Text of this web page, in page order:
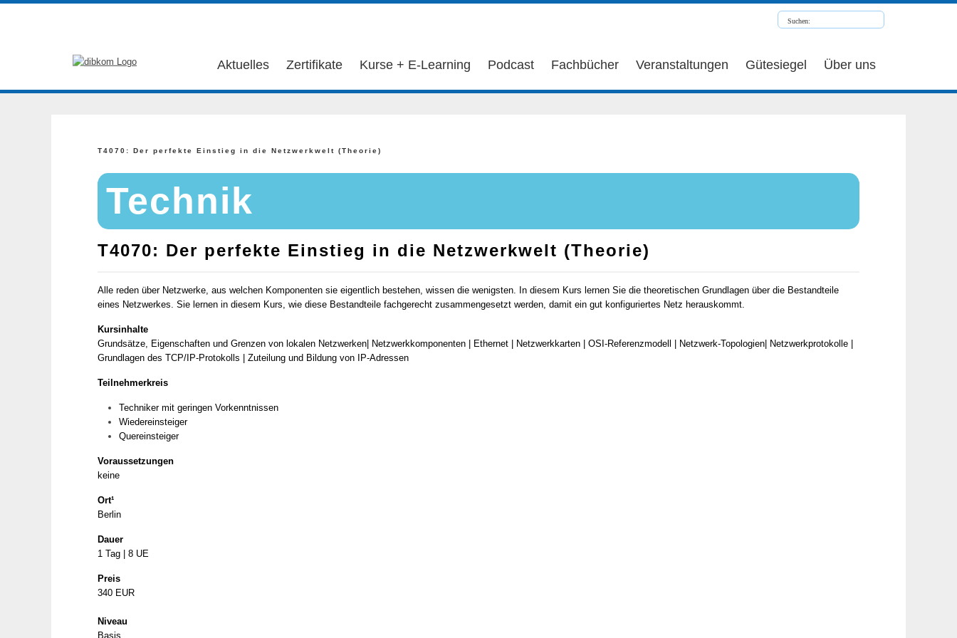
Aktuelles Zertifikate Kurse + E-Learning Podcast Fachbücher Veranstaltungen Gütesiegel Über uns
T4070: Der perfekte Einstieg in die Netzwerkwelt (Theorie)
Technik
T4070: Der perfekte Einstieg in die Netzwerkwelt (Theorie)
Alle reden über Netzwerke, aus welchen Komponenten sie eigentlich bestehen, wissen die wenigsten. In diesem Kurs lernen Sie die theoretischen Grundlagen über die Bestandteile
eines Netzwerkes. Sie lernen in diesem Kurs, wie diese Bestandteile fachgerecht zusammengesetzt werden, damit ein gut konfiguriertes Netz herauskommt.
Kursinhalte
Grundsätze, Eigenschaften und Grenzen von lokalen Netzwerken| Netzwerkkomponenten | Ethernet | Netzwerkkarten | OSI-Referenzmodell | Netzwerk-Topologien| Netzwerkprotokolle |
Grundlagen des TCP/IP-Protokolls | Zuteilung und Bildung von IP-Adressen
Teilnehmerkreis
Techniker mit geringen Vorkenntnissen
Wiedereinsteiger
Quereinsteiger
Voraussetzungen
keine
Ort¹
Berlin
Dauer
1 Tag | 8 UE
Preis
340 EUR
Niveau
Basis